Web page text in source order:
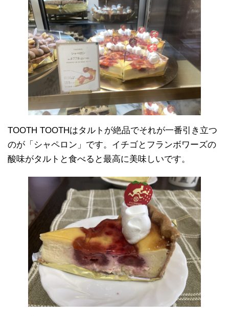
TOOTH TOOTHはタルトが絶品でそれが一番引き立つ
のが「シャペロン」です。イチゴとフランボワーズの
酸味がタルトと食べると最高に美味しいです。